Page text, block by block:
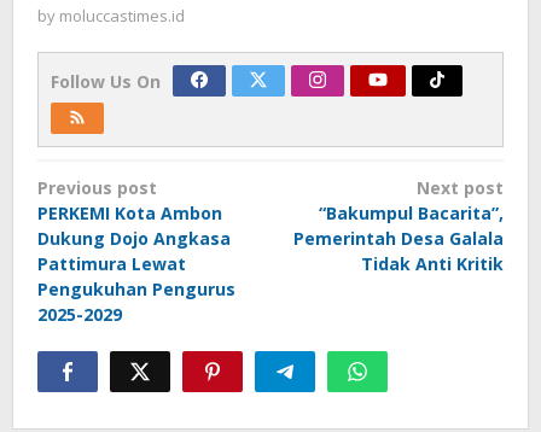
by moluccastimes.id
Follow Us On
Post
navigation
Previous post
PERKEMI Kota Ambon
Dukung Dojo Angkasa
Pattimura Lewat
Pengukuhan Pengurus
2025-2029
Next post
“Bakumpul Bacarita”,
Pemerintah Desa Galala
Tidak Anti Kritik